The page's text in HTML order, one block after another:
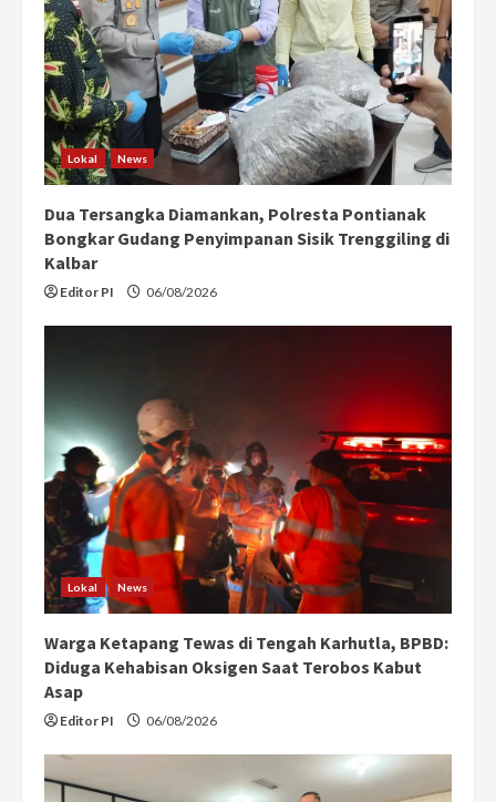
Lokal News
Dua Tersangka Diamankan, Polresta Pontianak
Bongkar Gudang Penyimpanan Sisik Trenggiling di
Kalbar
Editor PI 06/08/2026
Lokal News
Warga Ketapang Tewas di Tengah Karhutla, BPBD:
Diduga Kehabisan Oksigen Saat Terobos Kabut
Asap
Editor PI 06/08/2026